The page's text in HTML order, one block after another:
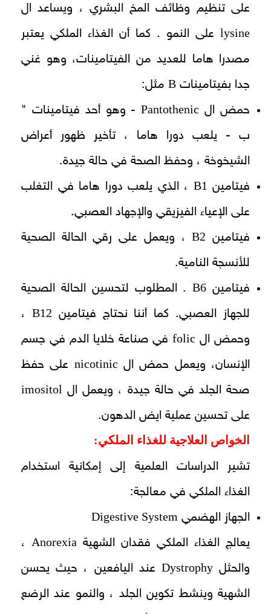
على تنظيم وظائف المخ البشري ، ويساعد ال
lysine على النمو . كما أن الغذاء الملكي يعتبر
مصدرا هاما للعديد من الفيتامينات، وهو غني
جدا بفيتامينات B مثل:
حمض ال Pantothenic- وهو أحد فيتامينات "
ب - يلعب دورا هاما ، تأخير ظهور أعراض
الشيخوخة ، وحفظ الصحة في حالة جيدة.
فيتامين B1 ، الذي يلعب دورا هاما في التغلب
على الإعياء الفيزيقي والإجهاد العصبي.
فيتامين B2، ويعمل على رقي الحالة الصحية
للأنسجة النامية.
فيتامين B6. المطلوب لتحسين الحالة الصحية
للجهاز العصبي. كما أننا نحتاج فيتامين B12 ،
وحمض ال folicفي صناعة خلايا الدم في جسم
الإنسان، ويعمل حمض ال nicotinic على حفظ
صحة الجلد في حالة جيدة ، ويعمل ال imositol
على تحسين عملية ايض الدهون.
الخواص العلاجية للغذاء الملكي:
تشير الدراسات العلمية إلى إمكانية استخدام
الغذاء الملكي في معالجة:
الجهاز الهضمي Digestive System
يعالج الغذاء الملكي فقدان الشهية Anorexia
،
والحثلDystrophy عند اليافعين ، حيث يحسن
الشهية وينشط تكوين الجلد ، والنمو عند الرضع